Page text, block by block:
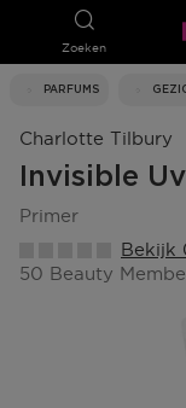
Zoeken
PARFUMS
Charlotte Tilbury
Invisible
primer
Bekijk
50 Beauty